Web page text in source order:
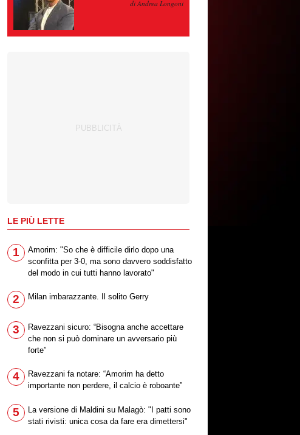
di Andrea Longoni
LE PIÙ LETTE
1
Amorim: "So che è difficile dirlo dopo una
sconfitta per 3-0, ma sono davvero soddisfatto
del modo in cui tutti hanno lavorato"
2 Milan imbarazzante. Il solito Gerry
3
Ravezzani sicuro: “Bisogna anche accettare
che non si può dominare un avversario più
forte”
4
Ravezzani fa notare: “Amorim ha detto
importante non perdere, il calcio è roboante”
5
La versione di Maldini su Malagò: "I patti sono
stati rivisti: unica cosa da fare era dimettersi"